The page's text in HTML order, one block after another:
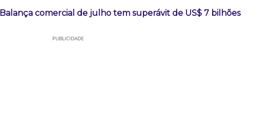
Balança comercial de julho tem superávit de US$ 7 bilhões
PUBLICIDADE